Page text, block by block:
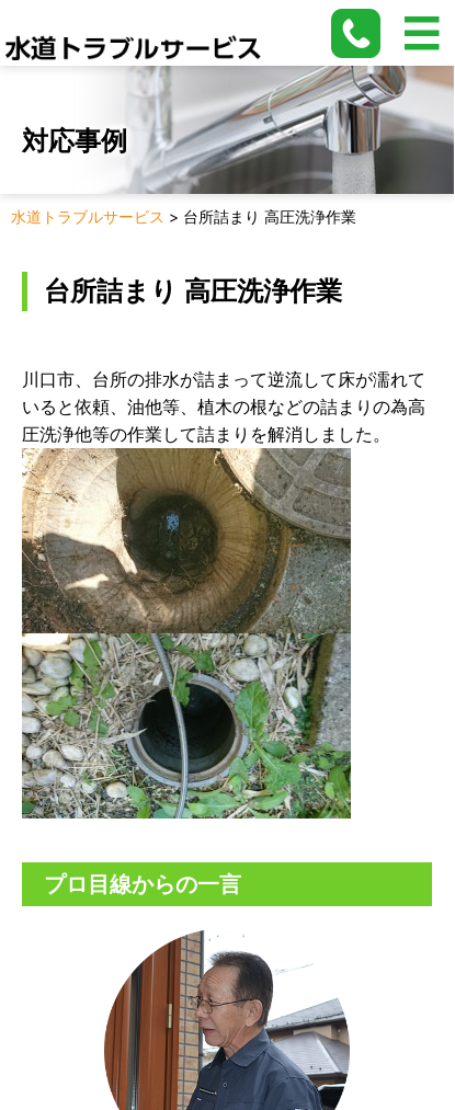
対応事例
水道トラブルサービス > 台所詰まり 高圧洗浄作業
台所詰まり 高圧洗浄作業
川口市、台所の排水が詰まって逆流して床が濡れて
いると依頼、油他等、植木の根などの詰まりの為高
圧洗浄他等の作業して詰まりを解消しました。
プロ目線からの一言